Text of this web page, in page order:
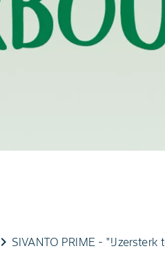
keyboard_arrow_right SIVANTO PRIME -